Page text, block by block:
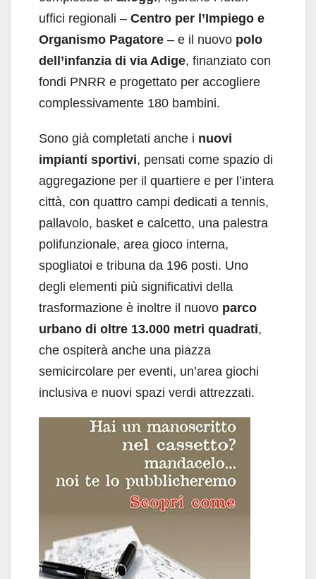
uffici regionali – Centro per l’Impiego e
Organismo Pagatore – e il nuovo polo
dell’infanzia di via Adige, finanziato con
fondi PNRR e progettato per accogliere
complessivamente 180 bambini.
Sono già completati anche i nuovi
impianti sportivi, pensati come spazio di
aggregazione per il quartiere e per l’intera
città, con quattro campi dedicati a tennis,
pallavolo, basket e calcetto, una palestra
polifunzionale, area gioco interna,
spogliatoi e tribuna da 196 posti. Uno
degli elementi più significativi della
trasformazione è inoltre il nuovo parco
urbano di oltre 13.000 metri quadrati,
che ospiterà anche una piazza
semicircolare per eventi, un’area giochi
inclusiva e nuovi spazi verdi attrezzati.